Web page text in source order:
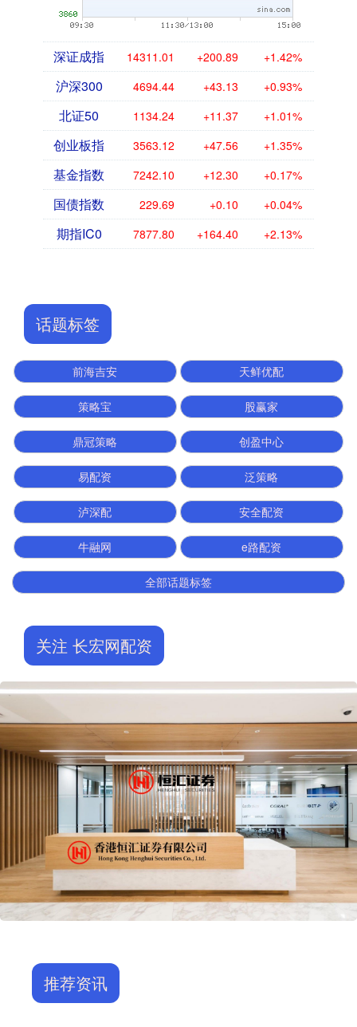
深证成指 14311.01 +200.89 +1.42%
沪深300 4694.44 +43.13 +0.93%
北证50 1134.24 +11.37 +1.01%
创业板指 3563.12 +47.56 +1.35%
基金指数 7242.10 +12.30 +0.17%
国债指数 229.69 +0.10 +0.04%
期指IC0 7877.80 +164.40 +2.13%
话题标签
前海吉安 天鲜优配
策略宝 股赢家
鼎冠策略 创盈中心
易配资 泛策略
泸深配 安全配资
牛融网 e路配资
全部话题标签
关注 长宏网配资
推荐资讯